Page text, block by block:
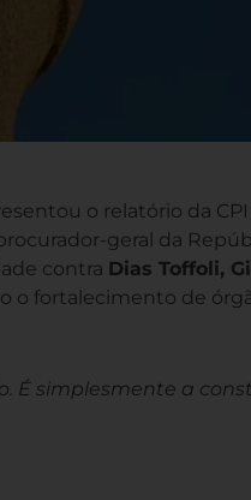
o relatório da
geral da
contra Dias Toffoli,
o fortalecimento de
É simplesmente a